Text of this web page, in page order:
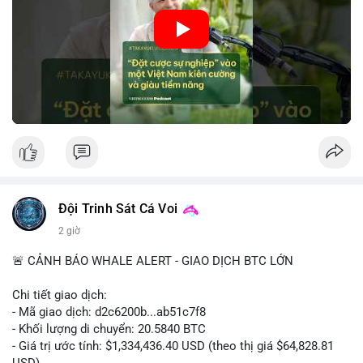
• Tâm lý ngắn hạn: Tiêu cực do dữ liệu việc làm Mỹ kém khả
quan và sự bất định về pháp lý tại Mỹ.
• Hành động: Cẩn trọng với các lệnh đòn bẩy cao; theo dõi sát
biến động kinh tế vĩ mô Mỹ.
📊 Nguồn: Radar Tâm Lý Thị Trường
Nguồn: VIETSUCCESS
Đội Trinh Sát Cá Voi
2 giờ
🚨 CẢNH BÁO WHALE ALERT - GIAO DỊCH BTC LỚN
Chi tiết giao dịch:
- Mã giao dịch: d2c6200b...ab51c7f8
- Khối lượng di chuyển: 20.5840 BTC
- Giá trị ước tính: $1,334,436.40 USD (theo thị giá $64,828.81